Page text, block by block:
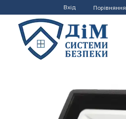
Перейти до основного контенту
Вхід Порівняння